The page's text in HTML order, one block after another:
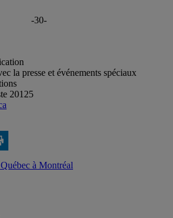
-30-
la presse et événements spéciaux
20125
à Montréal